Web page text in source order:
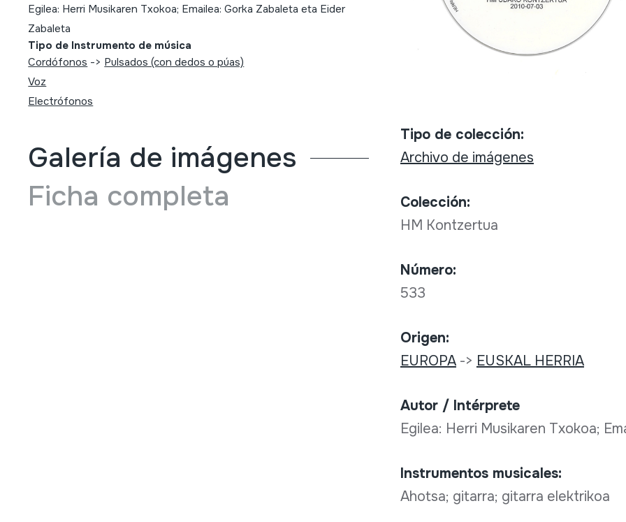
Egilea: Herri Musikaren Txokoa; Emailea: Gorka Zabaleta eta Eider
Zabaleta
Tipo de Instrumento de música
Cordófonos -> Pulsados (con dedos o púas)
Voz
Electrófonos
Galería de imágenes
Ficha completa
Tipo de colección:
Archivo de imágenes
Colección:
HM Kontzertua
Número:
533
Origen:
EUROPA-> EUSKAL HERRIA
Autor / Intérprete
Egilea: Herri Musikaren Txokoa;
Instrumentos musicales:
Ahotsa; gitarra; gitarra elektrikoa